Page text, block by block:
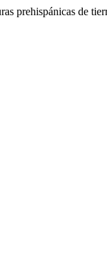
prehispánicas de